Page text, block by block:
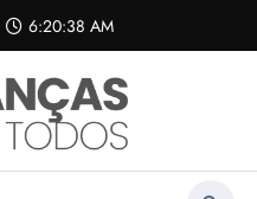
6:20:38 AM